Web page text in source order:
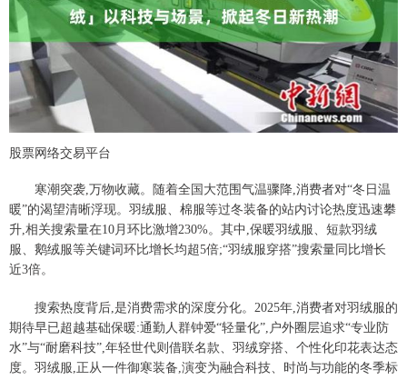
股票网络交易平台
寒潮突袭,万物收藏。随着全国大范围气温骤降,消费者对“冬日温
暖”的渴望清晰浮现。羽绒服、棉服等过冬装备的站内讨论热度迅速攀
升,相关搜索量在10月环比激增230%。其中,保暖羽绒服、短款羽绒
服、鹅绒服等关键词环比增长均超5倍;“羽绒服穿搭”搜索量同比增长
近3倍。
搜索热度背后,是消费需求的深度分化。2025年,消费者对羽绒服的
期待早已超越基础保暖:通勤人群钟爱“轻量化”,户外圈层追求“专业防
水”与“耐磨科技”,年轻世代则借联名款、羽绒穿搭、个性化印花表达态
度。羽绒服,正从一件御寒装备,演变为融合科技、时尚与功能的冬季标